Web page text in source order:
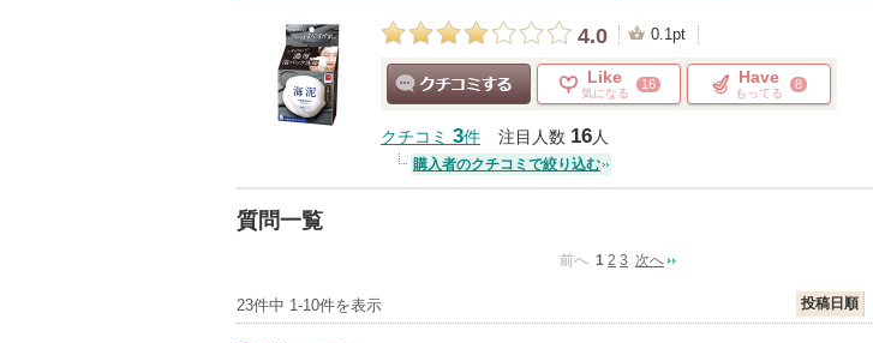
4.0 0.1pt
Like
気になる
16 Have
もってる
8
クチコミ 3件 注目人数 16人
購入者のクチコミで絞り込む
質問一覧
前へ 1 2 3 次へ
23件中 1-10件を表示 投稿日順